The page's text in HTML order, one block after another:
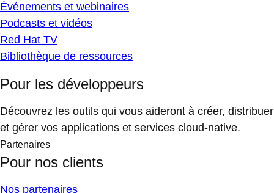
Événements et webinaires
Podcasts et vidéos
Red Hat TV
Bibliothèque de ressources
Pour les développeurs
Découvrez les outils qui vous aideront à créer, distribuer
et gérer vos applications et services cloud-native.
Partenaires
Pour nos clients
Nos partenaires